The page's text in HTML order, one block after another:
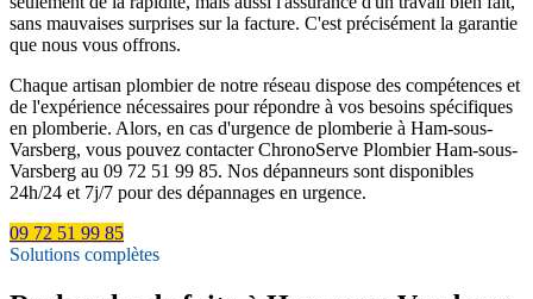
sans mauvaises surprises sur la facture. C'est précisément la garantie
que nous vous offrons.
Chaque artisan plombier de notre réseau dispose des compétences et
de l'expérience nécessaires pour répondre à vos besoins spécifiques
en plomberie. Alors, en cas d'urgence de plomberie à Ham-sous-
Varsberg, vous pouvez contacter ChronoServe Plombier Ham-sous-
Varsberg au 09 72 51 99 85. Nos dépanneurs sont disponibles
24h/24 et 7j/7 pour des dépannages en urgence.
09 72 51 99 85
Solutions complètes